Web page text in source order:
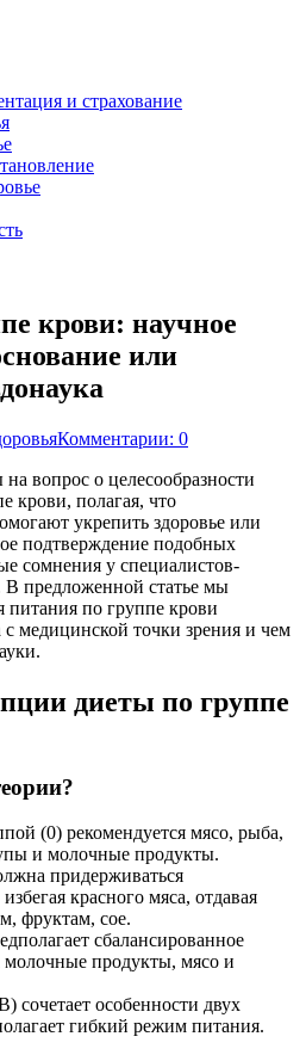
и страхование
крови: научное
или
Комментарии: 0
вопрос о целесообразности
крови, полагая, что
укрепить здоровье или
подтверждение подобных
сомнения у специалистов-
предложенной статье мы
питания по группе крови
с медицинской точки зрения и чем
диеты по группе
(0) рекомендуется мясо, рыба,
и молочные продукты.
придерживаться
красного мяса, отдавая
фруктам, сое.
сбалансированное
продукты, мясо и
сочетает особенности двух
гибкий режим питания.